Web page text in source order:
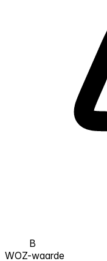
B
WOZ-waarde